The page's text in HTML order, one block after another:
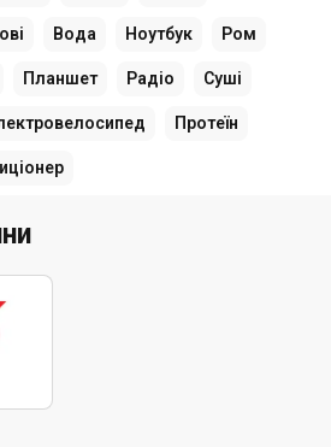
Вода Ноутбук Ром
Планшет Радіо Суші
Протеїн